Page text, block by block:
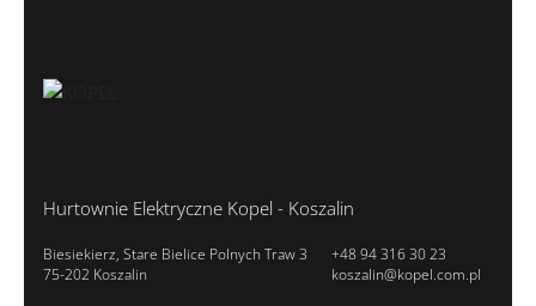
Hurtownie Elektryczne Kopel - Koszalin
Biesiekierz, Stare Bielice Polnych Traw 3
75-202 Koszalin
+48 94 316 30 23
koszalin@kopel.com.pl